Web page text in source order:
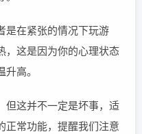
是在紧张的情况下玩游
，这是因为你的心理状态
高。
但这并不一定是坏事，适
正常功能，提醒我们注意